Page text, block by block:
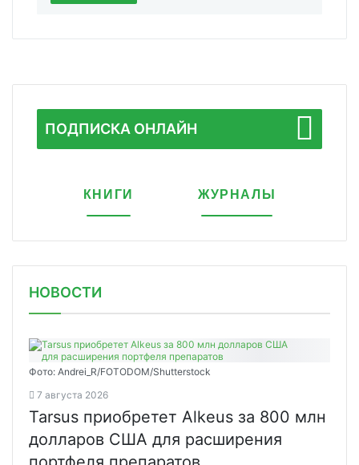
ПОДПИСКА ОНЛАЙН
КНИГИ ЖУРНАЛЫ
НОВОСТИ
Фото: Andrei_R/FOTODOM/Shutterstock
7 августа 2026
Tarsus приобретет Alkeus за 800 млн
долларов США для расширения